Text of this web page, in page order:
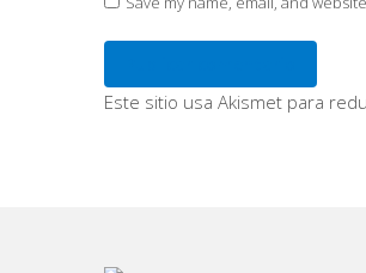
Publicar comentario
Este sitio usa Akismet para